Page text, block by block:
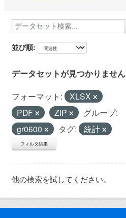
並び順
データセットが見つかりません
フォーマット:
XLSX
PDF
ZIP
グループ:
gr0600
タグ: 統計
フィルタ結果
他の検索を試してください。